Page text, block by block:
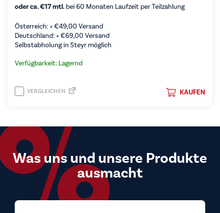
oder ca. €17 mtl. bei 60 Monaten Laufzeit per Teilzahlung
Österreich: +€49,00 Versand
Deutschland: +€69,00 Versand
Selbstabholung in Steyr möglich
Verfügbarkeit: Lagernd
KAUFEN
VERGLEICHEN
Was uns und unsere Produkte
ausmacht